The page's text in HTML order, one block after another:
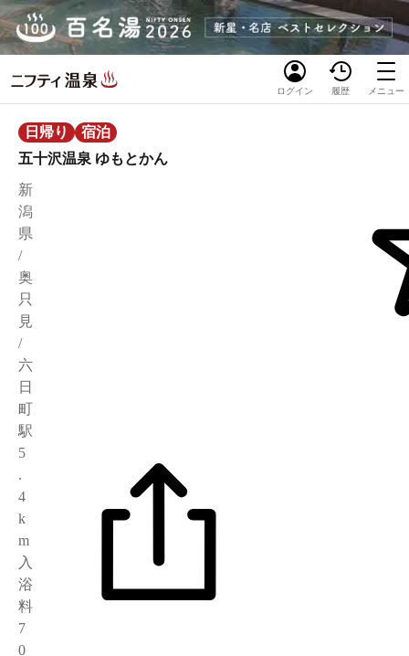
ログイン 履歴 メニュー
日帰り
宿泊
五十沢温泉 ゆもとかん
新
潟
県
/
奥
只
見
/
六
日
町
駅
5
.
4
k
m
入
浴
料
7
0